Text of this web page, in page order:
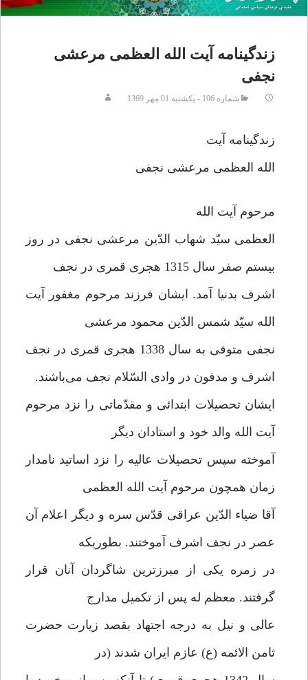
زندگینامه آیت الله العظمی مرعشی
نجفی
شماره 106 - يکشنبه 01 مهر 1369
زندگینامه آیت
الله العظمی مرعشی نجفی
مرحوم آیت الله
العظمی سیّد شهاب الدّین مرعشی نجفی در روز
بیستم صفر سال 1315 هجری قمری در نجف
اشرف بدنیا آمد. ایشان فرزند مرحوم مغفور آیت
الله سیّد شمس الدّین محمود مرعشی
نجفی متوفی به سال 1338 هجری قمری در نجف
اشرف و مدفون در وادی السّلام نجف می‌باشند.
ایشان تحصیلات ابتدائی و مقدّماتی را نزد مرحوم
آیت الله والد خود و استادان دیگر
آموخته سپس تحصیلات عالیه را نزد اساتید نامدار
زمان همچون مرحوم آیت الله العظمی
آقا ضیاء الدّین عراقی قدّس سره و دیگر اعلام آن
عصر در نجف اشرف آموختند. بطوریکه
در زمره یکی از مبرزترین شاگردان آنان قرار
گرفتند. معظم له پس از تکمیل مدارج
عالی و نیل به درجه اجتهاد بقصد زیارت حضرت
ثامن الائمه (ع) عازم ایران شدند (در